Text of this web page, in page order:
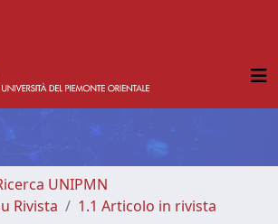
UNIPMN
Rivista
1.1 Articolo in rivista